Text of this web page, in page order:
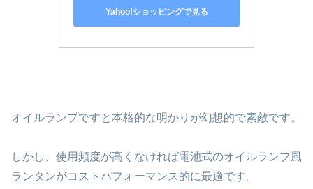
Yahoo!ショッピングで見る
オイルランプですと本格的な明かりが幻想的で素敵です。
しかし、使用頻度が高くなければ電池式のオイルランプ風
ランタンがコストパフォーマンス的に最適です。